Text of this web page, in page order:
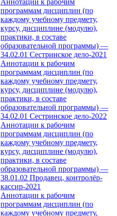
программам дисциплин (по
каждому учебному предмету,
курсу, дисциплине (модулю),
практики, в составе
образовательной программы) —
34.02.01 Сестринское дело-2021
Аннотации к рабочим
программам дисциплин (по
каждому учебному предмету,
курсу, дисциплине (модулю),
практики, в составе
образовательной программы) —
34.02.01 Сестринское дело-2022
Аннотации к рабочим
программам дисциплин (по
каждому учебному предмету,
курсу, дисциплине (модулю),
практики, в составе
образовательной программы) —
38.01.02 Продавец, контролёр-
кассир-2021
Аннотации к рабочим
программам дисциплин (по
каждому учебному предмету,